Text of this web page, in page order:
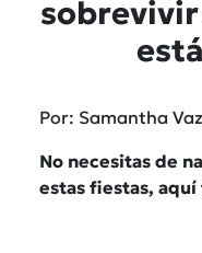
sobrevivir
Por: Samantha
No necesitas de
estas fiestas,